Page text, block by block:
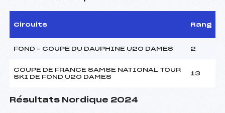
Circuits Rang
FOND – COUPE DU DAUPHINE U20 DAMES 2
COUPE DE FRANCE SAMSE NATIONAL TOUR
SKI DE FOND U20 DAMES
13
Résultats Nordique 2024